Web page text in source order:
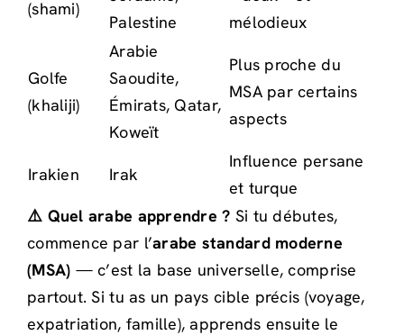
(shami)
Palestine
mélodieux
Golfe
(khaliji)
Arabie
Saoudite,
Émirats, Qatar,
Koweït
Plus proche du
MSA par certains
aspects
Irakien Irak
Influence persane
et turque
⚠️ Quel arabe apprendre ? Si tu débutes,
commence par l’arabe standard moderne
(MSA) — c’est la base universelle, comprise
partout. Si tu as un pays cible précis (voyage,
expatriation, famille), apprends ensuite le